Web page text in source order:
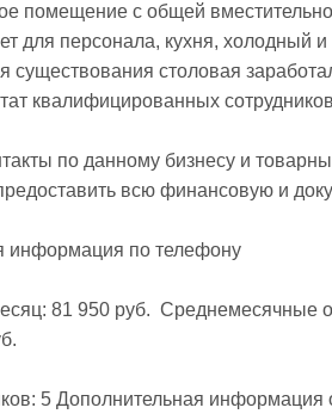
помещение с общей
для персонала, кухня, холодный
существования столовая
квалифицированных
по данному бизнесу и
всю финансовую и
информация по телефону
81 950 руб.  Среднемесячные
5 Дополнительная